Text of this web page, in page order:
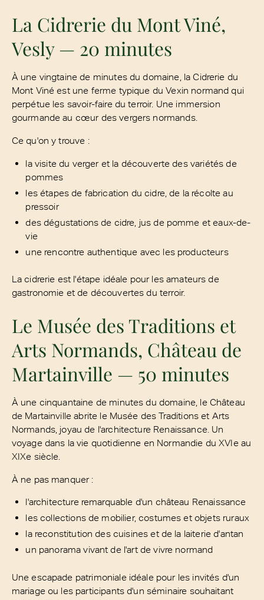
La Cidrerie du Mont Viné,
Vesly — 20 minutes
À une vingtaine de minutes du domaine, la Cidrerie du
Mont Viné est une ferme typique du Vexin normand qui
perpétue les savoir-faire du terroir. Une immersion
gourmande au cœur des vergers normands.
Ce qu'on y trouve :
la visite du verger et la découverte des variétés de
pommes
les étapes de fabrication du cidre, de la récolte au
pressoir
des dégustations de cidre, jus de pomme et eaux-de-
vie
une rencontre authentique avec les producteurs
La cidrerie est l'étape idéale pour les amateurs de
gastronomie et de découvertes du terroir.
Le Musée des Traditions et
Arts Normands, Château de
Martainville — 50 minutes
À une cinquantaine de minutes du domaine, le Château
de Martainville abrite le Musée des Traditions et Arts
Normands, joyau de l'architecture Renaissance. Un
voyage dans la vie quotidienne en Normandie du XVIe au
XIXe siècle.
À ne pas manquer :
l'architecture remarquable d'un château Renaissance
les collections de mobilier, costumes et objets ruraux
la reconstitution des cuisines et de la laiterie d'antan
un panorama vivant de l'art de vivre normand
Une escapade patrimoniale idéale pour les invités d'un
mariage ou les participants d'un séminaire souhaitant